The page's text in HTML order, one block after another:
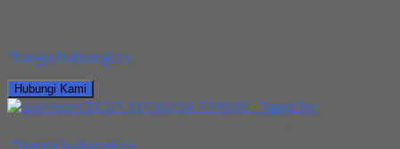
*harga hubungi cs
Hubungi Kami
*harga hubungi cs